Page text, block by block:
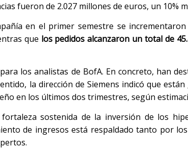
fueron de 2.027 millones de euros, un 10%
en el primer semestre se
que los pedidos alcanzaron un total de
los analistas de BofA. En concreto, han
la dirección de Siemens indicó que
en los últimos dos trimestres, según
sostenida de la inversión de los
de ingresos está respaldado tanto por